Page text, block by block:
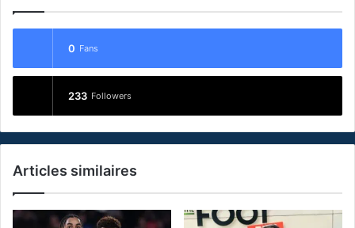
0 Fans
233 Followers
Articles similaires